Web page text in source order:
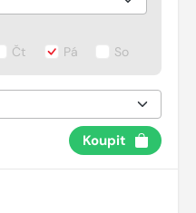
Čt Pá So
Koupit